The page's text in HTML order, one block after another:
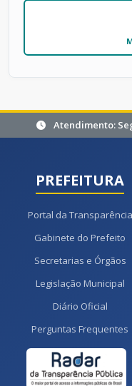
Atendimento:
PREFEITURA
Portal da Transparência
Gabinete do Prefeito
Secretarias e Órgãos
Legislação Municipal
Diário Oficial
Perguntas Frequentes